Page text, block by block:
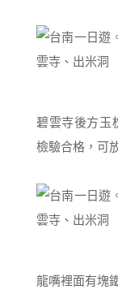
碧雲寺後方玉
檢驗合格，可
龍嘴裡面有塊